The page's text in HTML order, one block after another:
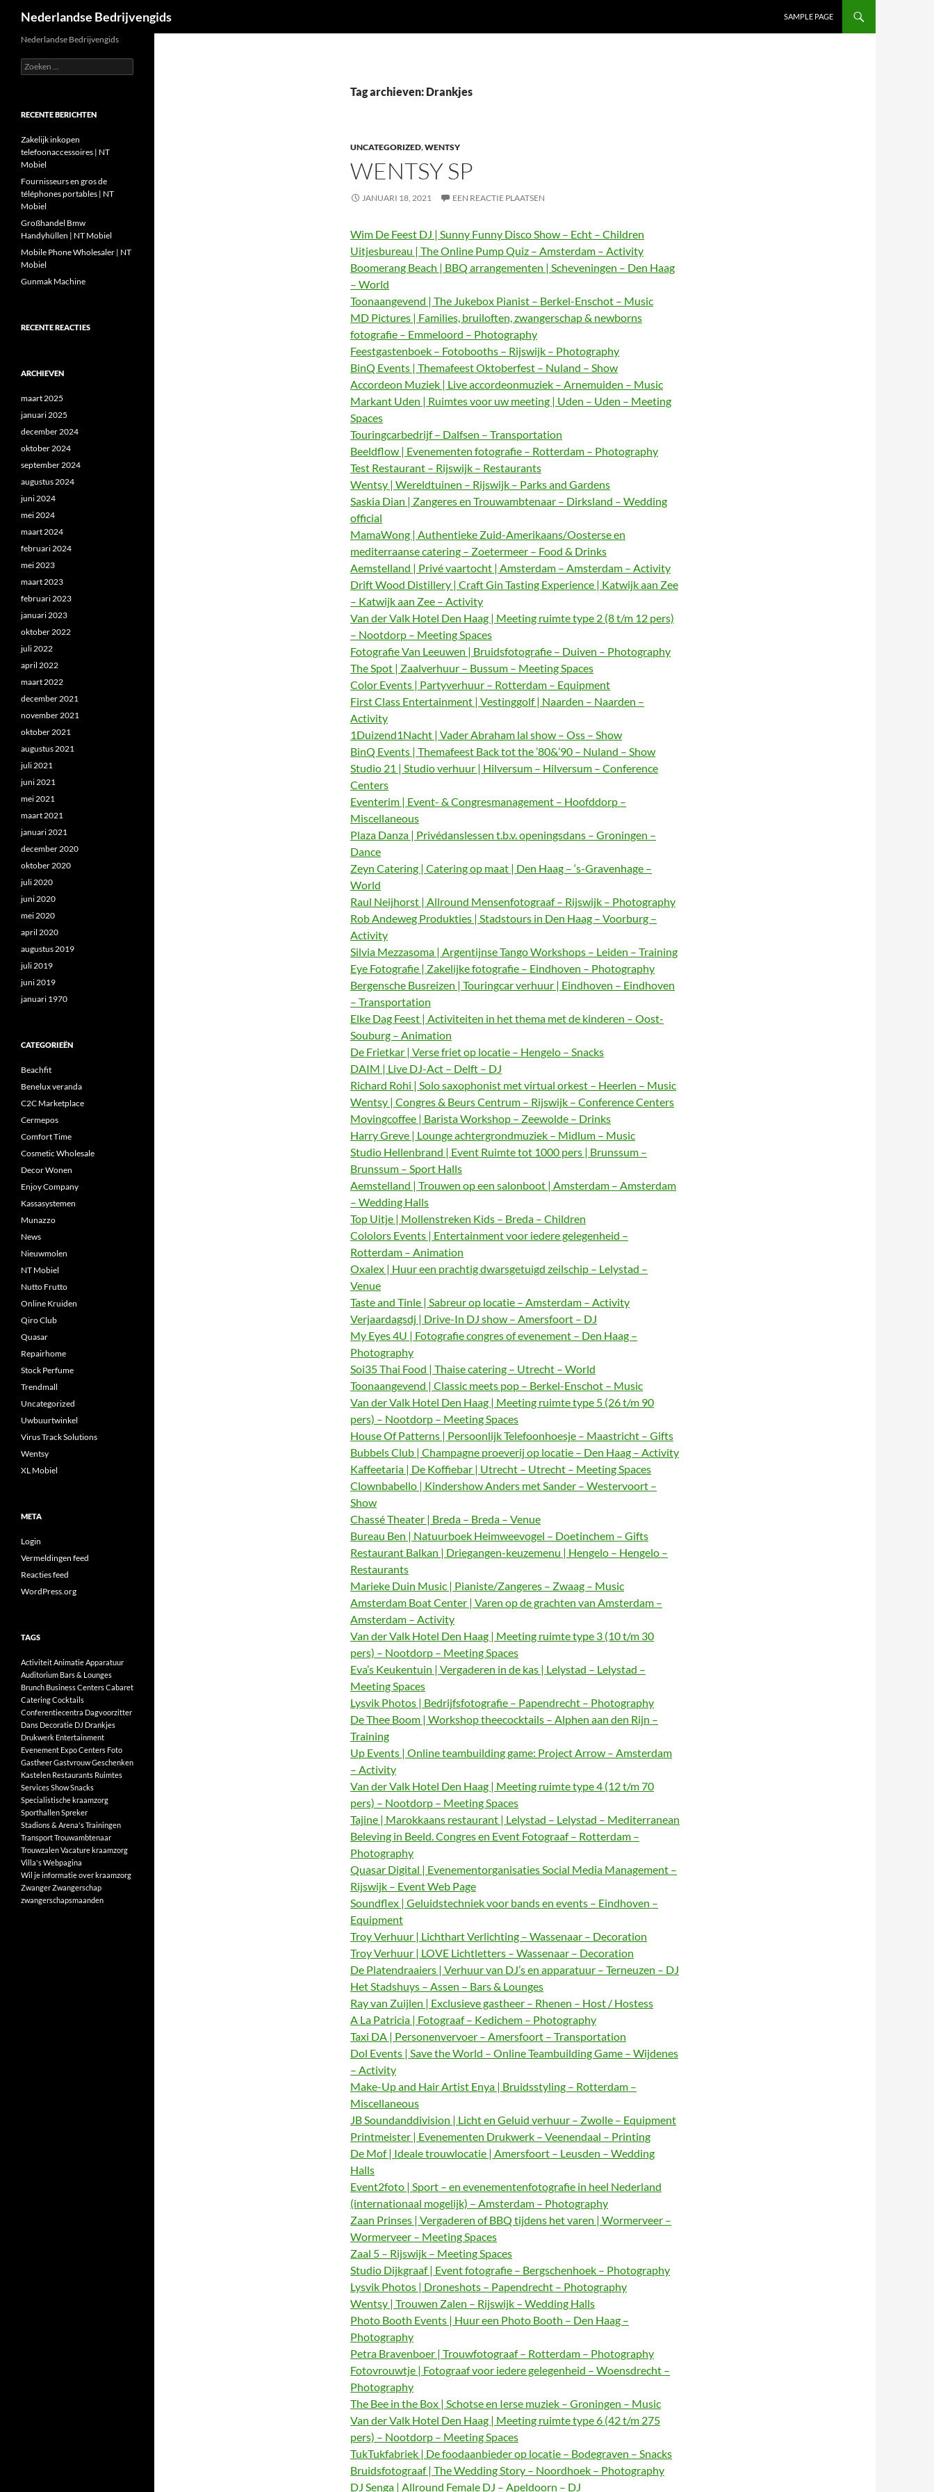
Nederlandse Bedrijvengids SAMPLE PAGE
Tag archieven: Drankjes
UNCATEGORIZED,WENTSY
WENTSY SP
JANUARI 18, 2021 EEN REACTIE PLAATSEN
Wim De Feest DJ | Sunny Funny Disco Show – Echt – Children
Uitjesbureau | The Online Pump Quiz – Amsterdam – Activity
Boomerang Beach | BBQ arrangementen | Scheveningen – Den Haag
– World
Toonaangevend | The Jukebox Pianist – Berkel-Enschot – Music
MD Pictures | Families, bruiloften, zwangerschap & newborns
fotografie – Emmeloord – Photography
Feestgastenboek – Fotobooths – Rijswijk – Photography
BinQ Events | Themafeest Oktoberfest – Nuland – Show
Accordeon Muziek | Live accordeonmuziek – Arnemuiden – Music
Markant Uden | Ruimtes voor uw meeting | Uden – Uden – Meeting
Spaces
Touringcarbedrijf – Dalfsen – Transportation
Beeldflow | Evenementen fotografie – Rotterdam – Photography
Test Restaurant – Rijswijk – Restaurants
Wentsy | Wereldtuinen – Rijswijk – Parks and Gardens
Saskia Dian | Zangeres en Trouwambtenaar – Dirksland – Wedding
official
MamaWong | Authentieke Zuid-Amerikaans/Oosterse en
mediterraanse catering – Zoetermeer – Food & Drinks
Aemstelland | Privé vaartocht | Amsterdam – Amsterdam – Activity
Drift Wood Distillery | Craft Gin Tasting Experience | Katwijk aan Zee
– Katwijk aan Zee – Activity
Van der Valk Hotel Den Haag | Meeting ruimte type 2 (8 t/m 12 pers)
– Nootdorp – Meeting Spaces
Fotografie Van Leeuwen | Bruidsfotografie – Duiven – Photography
The Spot | Zaalverhuur – Bussum – Meeting Spaces
Color Events | Partyverhuur – Rotterdam – Equipment
First Class Entertainment | Vestinggolf | Naarden – Naarden –
Activity
1Duizend1Nacht | Vader Abraham lal show – Oss – Show
BinQ Events | Themafeest Back tot the ’80&’90 – Nuland – Show
Studio 21 | Studio verhuur | Hilversum – Hilversum – Conference
Centers
Eventerim | Event- & Congresmanagement – Hoofddorp –
Miscellaneous
Plaza Danza | Privédanslessen t.b.v. openingsdans – Groningen –
Dance
Zeyn Catering | Catering op maat | Den Haag – ‘s-Gravenhage –
World
Raul Neijhorst | Allround Mensenfotograaf – Rijswijk – Photography
Rob Andeweg Produkties | Stadstours in Den Haag – Voorburg –
Activity
Silvia Mezzasoma | Argentijnse Tango Workshops – Leiden – Training
Eye Fotografie | Zakelijke fotografie – Eindhoven – Photography
Bergensche Busreizen | Touringcar verhuur | Eindhoven – Eindhoven
– Transportation
Elke Dag Feest | Activiteiten in het thema met de kinderen – Oost-
Souburg – Animation
De Frietkar | Verse friet op locatie – Hengelo – Snacks
DAIM | Live DJ-Act – Delft – DJ
Richard Rohi | Solo saxophonist met virtual orkest – Heerlen – Music
Wentsy | Congres & Beurs Centrum – Rijswijk – Conference Centers
Movingcoffee | Barista Workshop – Zeewolde – Drinks
Harry Greve | Lounge achtergrondmuziek – Midlum – Music
Studio Hellenbrand | Event Ruimte tot 1000 pers | Brunssum –
Brunssum – Sport Halls
Aemstelland | Trouwen op een salonboot | Amsterdam – Amsterdam
– Wedding Halls
Top Uitje | Mollenstreken Kids – Breda – Children
Cololors Events | Entertainment voor iedere gelegenheid –
Rotterdam – Animation
Oxalex | Huur een prachtig dwarsgetuigd zeilschip – Lelystad –
Venue
Taste and Tinle | Sabreur op locatie – Amsterdam – Activity
Verjaardagsdj | Drive-In DJ show – Amersfoort – DJ
My Eyes 4U | Fotografie congres of evenement – Den Haag –
Photography
Soi35 Thai Food | Thaise catering – Utrecht – World
Toonaangevend | Classic meets pop – Berkel-Enschot – Music
Van der Valk Hotel Den Haag | Meeting ruimte type 5 (26 t/m 90
pers) – Nootdorp – Meeting Spaces
House Of Patterns | Persoonlijk Telefoonhoesje – Maastricht – Gifts
Bubbels Club | Champagne proeverij op locatie – Den Haag – Activity
Kaffeetaria | De Koffiebar | Utrecht – Utrecht – Meeting Spaces
Clownbabello | Kindershow Anders met Sander – Westervoort –
Show
Chassé Theater | Breda – Breda – Venue
Bureau Ben | Natuurboek Heimweevogel – Doetinchem – Gifts
Restaurant Balkan | Driegangen-keuzemenu | Hengelo – Hengelo –
Restaurants
Marieke Duin Music | Pianiste/Zangeres – Zwaag – Music
Amsterdam Boat Center | Varen op de grachten van Amsterdam –
Amsterdam – Activity
Van der Valk Hotel Den Haag | Meeting ruimte type 3 (10 t/m 30
pers) – Nootdorp – Meeting Spaces
Eva’s Keukentuin | Vergaderen in de kas | Lelystad – Lelystad –
Meeting Spaces
Lysvik Photos | Bedrijfsfotografie – Papendrecht – Photography
De Thee Boom | Workshop theecocktails – Alphen aan den Rijn –
Training
Up Events | Online teambuilding game: Project Arrow – Amsterdam
– Activity
Van der Valk Hotel Den Haag | Meeting ruimte type 4 (12 t/m 70
pers) – Nootdorp – Meeting Spaces
Tajine | Marokkaans restaurant | Lelystad – Lelystad – Mediterranean
Beleving in Beeld. Congres en Event Fotograaf – Rotterdam –
Photography
Quasar Digital | Evenementorganisaties Social Media Management –
Rijswijk – Event Web Page
Soundflex | Geluidstechniek voor bands en events – Eindhoven –
Equipment
Troy Verhuur | Lichthart Verlichting – Wassenaar – Decoration
Troy Verhuur | LOVE Lichtletters – Wassenaar – Decoration
De Platendraaiers | Verhuur van DJ’s en apparatuur – Terneuzen – DJ
Het Stadshuys – Assen – Bars & Lounges
Ray van Zuijlen | Exclusieve gastheer – Rhenen – Host / Hostess
A La Patricia | Fotograaf – Kedichem – Photography
Taxi DA | Personenvervoer – Amersfoort – Transportation
Dol Events | Save the World – Online Teambuilding Game – Wijdenes
– Activity
Make-Up and Hair Artist Enya | Bruidsstyling – Rotterdam –
Miscellaneous
JB Soundanddivision | Licht en Geluid verhuur – Zwolle – Equipment
Printmeister | Evenementen Drukwerk – Veenendaal – Printing
De Mof | Ideale trouwlocatie | Amersfoort – Leusden – Wedding
Halls
Event2foto | Sport – en evenementenfotografie in heel Nederland
(internationaal mogelijk) – Amsterdam – Photography
Zaan Prinses | Vergaderen of BBQ tijdens het varen | Wormerveer –
Wormerveer – Meeting Spaces
Zaal 5 – Rijswijk – Meeting Spaces
Studio Dijkgraaf | Event fotografie – Bergschenhoek – Photography
Lysvik Photos | Droneshots – Papendrecht – Photography
Wentsy | Trouwen Zalen – Rijswijk – Wedding Halls
Photo Booth Events | Huur een Photo Booth – Den Haag –
Photography
Petra Bravenboer | Trouwfotograaf – Rotterdam – Photography
Fotovrouwtje | Fotograaf voor iedere gelegenheid – Woensdrecht –
Photography
The Bee in the Box | Schotse en Ierse muziek – Groningen – Music
Van der Valk Hotel Den Haag | Meeting ruimte type 6 (42 t/m 275
pers) – Nootdorp – Meeting Spaces
TukTukfabriek | De foodaanbieder op locatie – Bodegraven – Snacks
Bruidsfotograaf | The Wedding Story – Noordhoek – Photography
DJ Senga | Allround Female DJ – Apeldoorn – DJ
Nederlandse Bedrijvengids
Zoeken
naar:
RECENTE BERICHTEN
Zakelijk inkopen
telefoonaccessoires | NT
Mobiel
Fournisseurs en gros de
téléphones portables | NT
Mobiel
Großhandel Bmw
Handyhüllen | NT Mobiel
Mobile Phone Wholesaler | NT
Mobiel
Gunmak Machine
RECENTE REACTIES
ARCHIEVEN
maart 2025
januari 2025
december 2024
oktober 2024
september 2024
augustus 2024
juni 2024
mei 2024
maart 2024
februari 2024
mei 2023
maart 2023
februari 2023
januari 2023
oktober 2022
juli 2022
april 2022
maart 2022
december 2021
november 2021
oktober 2021
augustus 2021
juli 2021
juni 2021
mei 2021
maart 2021
januari 2021
december 2020
oktober 2020
juli 2020
juni 2020
mei 2020
april 2020
augustus 2019
juli 2019
juni 2019
januari 1970
CATEGORIEËN
Beachfit
Benelux veranda
C2C Marketplace
Cermepos
Comfort Time
Cosmetic Wholesale
Decor Wonen
Enjoy Company
Kassasystemen
Munazzo
News
Nieuwmolen
NT Mobiel
Nutto Frutto
Online Kruiden
Qiro Club
Quasar
Repairhome
Stock Perfume
Trendmall
Uncategorized
Uwbuurtwinkel
Virus Track Solutions
Wentsy
XL Mobiel
META
Login
Vermeldingen feed
Reacties feed
WordPress.org
TAGS
ActiviteitAnimatieApparatuur
Auditorium Bars & Lounges
Brunch Business CentersCabaret
CateringCocktails
Conferentiecentra Dagvoorzitter
Dans Decoratie DJ Drankjes
Drukwerk Entertainment
Evenement Expo Centers Foto
GastheerGastvrouwGeschenken
Kastelen Restaurants Ruimtes
ServicesShowSnacks
Specialistische kraamzorg
SporthallenSpreker
Stadions & Arena'sTrainingen
TransportTrouwambtenaar
TrouwzalenVacature kraamzorg
Villa'sWebpagina
Wil je informatie over kraamzorg
ZwangerZwangerschap
zwangerschapsmaanden